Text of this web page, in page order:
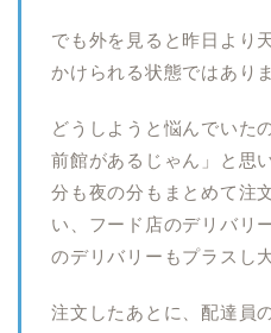
でも外を見ると昨日より
かけられる状態ではあり
どうしようと悩んでいた
前館があるじゃん」と思
分も夜の分もまとめて注
い、フード店のデリバリ
のデリバリーもプラスし
注文したあとに、配達員